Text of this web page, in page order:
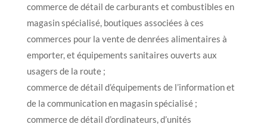
commerce de détail de carburants et combustibles en
magasin spécialisé, boutiques associées à ces
commerces pour la vente de denrées alimentaires à
emporter, et équipements sanitaires ouverts aux
usagers de la route ;
commerce de détail d’équipements de l’information et
de la communication en magasin spécialisé ;
commerce de détail d’ordinateurs, d’unités